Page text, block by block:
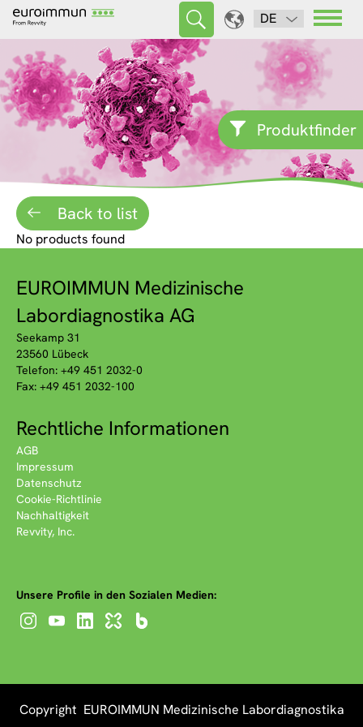
DE
Produktfinder
Back to list
No products found
EUROIMMUN Medizinische
Labordiagnostika AG
Seekamp 31
23560 Lübeck
Telefon: +49 451 2032-0
Fax: +49 451 2032-100
Rechtliche Informationen
AGB
Impressum
Datenschutz
Cookie-Richtlinie
Nachhaltigkeit
Revvity, Inc.
Unsere Profile in den Sozialen Medien:
Copyright EUROIMMUN Medizinische Labordiagnostika